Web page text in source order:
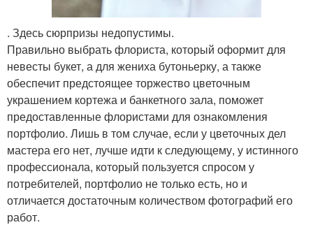
. Здесь сюрпризы недопустимы.
Правильно выбрать флориста, который оформит для
невесты букет, а для жениха бутоньерку, а также
обеспечит предстоящее торжество цветочным
украшением кортежа и банкетного зала, поможет
предоставленные флористами для ознакомления
портфолио. Лишь в том случае, если у цветочных дел
мастера его нет, лучше идти к следующему, у истинного
профессионала, который пользуется спросом у
потребителей, портфолио не только есть, но и
отличается достаточным количеством фотографий его
работ.